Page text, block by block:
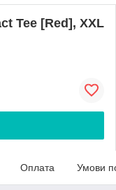
Tee [Red], XXL
Оплата Умови